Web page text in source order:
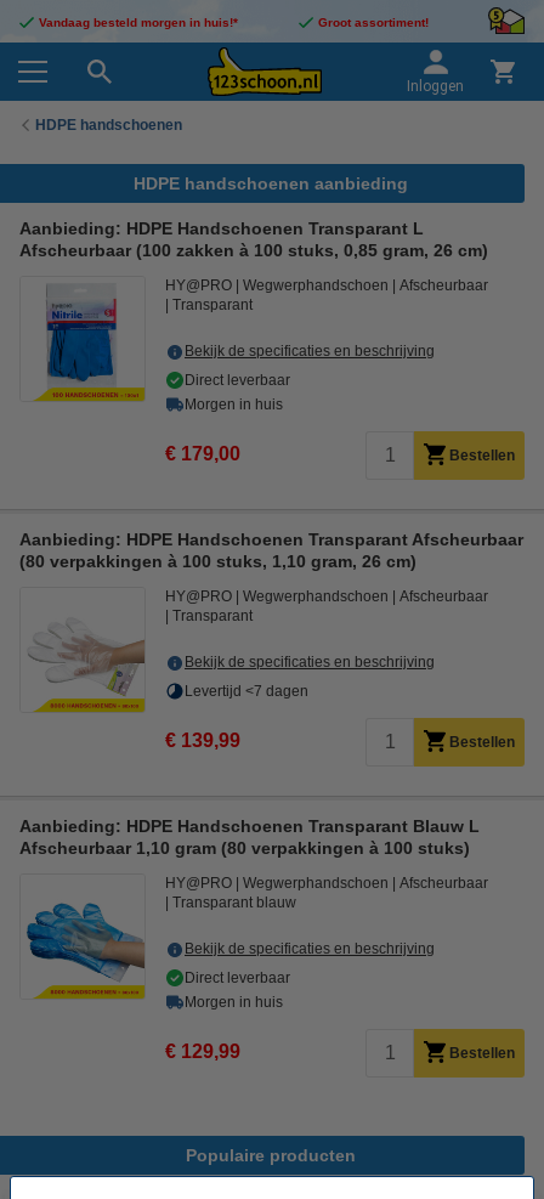
Vandaag besteld morgen in huis!* Groot assortiment!
Inloggen
HDPE handschoenen
HDPE handschoenen aanbieding
Aanbieding: HDPE Handschoenen Transparant L
Afscheurbaar (100 zakken à 100 stuks, 0,85 gram, 26 cm)
HY@PRO Wegwerphandschoen
Afscheurbaar
Transparant
Bekijk de specificaties en beschrijving
Direct leverbaar
Morgen in huis
€ 179,00 Bestellen
Aanbieding: HDPE Handschoenen Transparant Afscheurbaar
(80 verpakkingen à 100 stuks, 1,10 gram, 26 cm)
HY@PRO Wegwerphandschoen
Afscheurbaar
Transparant
Bekijk de specificaties en beschrijving
Levertijd <7 dagen
€ 139,99 Bestellen
Aanbieding: HDPE Handschoenen Transparant Blauw L
Afscheurbaar 1,10 gram (80 verpakkingen à 100 stuks)
HY@PRO Wegwerphandschoen
Afscheurbaar
Transparant blauw
Bekijk de specificaties en beschrijving
Direct leverbaar
Morgen in huis
€ 129,99 Bestellen
Populaire producten